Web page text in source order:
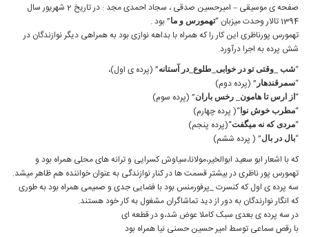
صفحه ی موسیقی – امیرحسین صدقی ، سجاد احمدی مجد : در تاریخ 2 شهریور سال
1394 تالار وحدت میزبان “
تهمورس و ما” بود .
تهمورس پورناظری این کار را که همراه با بداهه نوازی بود به همراهی دیگر نوازندگان در
شش پرده به اجرا درآورد.
“شب _وقتی تو در خوابی_طلوع_در آستانه” (پرده ی اول)،
“سمرقندهار ” (پرده دوم)
“ از ارس تا هامون_ رخس باران” (پرده سوم)
“مطرب خوش نوا “( پرده چهارم)
“مردی که نه میگفت“(پرده پنجم)
“بال در بال” ( پرده ششم)
که با اشعار ابو سعید ابوالخیر،مولانا،سیاوش کسرایی و ترانه های محلی همراه بود و
تهمورس پور ناظری در بیشتر قسمت ها در کنار نوازندگی به عنوان خواننده هم ظاهر میشد.
سه پرده ی اول که کنسرت _پرفورمنس بود با فضایی جدی و صمیمی همراه بود به طوری
که انگار نوارندگان به دور از دید تماشاگران مشغول به کار خود هستند.
در سه پرده ی بعدی سبک کاملا عوض شد،و در قطعه ای
با رقص سماعی توسط امیر حسین حسنی نیا همراه بود